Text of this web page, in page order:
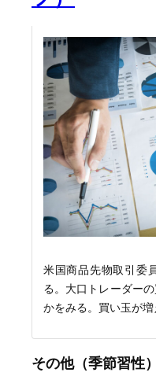
米国商品先物取引委
る。大口トレーダー
かをみる。買い玉が
その他（季節習性）